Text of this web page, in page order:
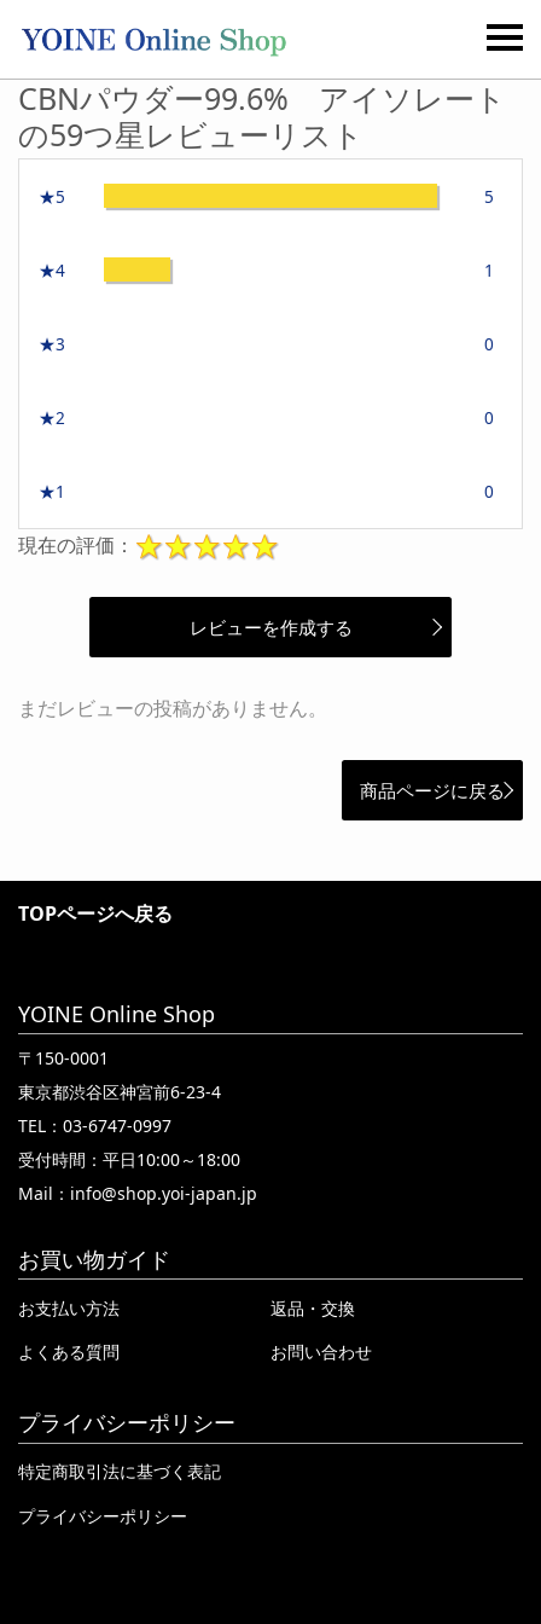
CBNパウダー99.6% アイソレート
の59つ星レビューリスト
★5 5
★4 1
★3 0
★2 0
★1 0
現在の評価：
レビューを作成する
まだレビューの投稿がありません。
商品ページに戻る
TOPページへ戻る
YOINE Online Shop
〒150-0001
東京都渋谷区神宮前6-23-4
TEL：03-6747-0997
受付時間：平日10:00～18:00
Mail： info@shop.yoi-japan.jp
お買い物ガイド
お支払い方法
返品・交換
よくある質問
お問い合わせ
プライバシーポリシー
特定商取引法に基づく表記
プライバシーポリシー